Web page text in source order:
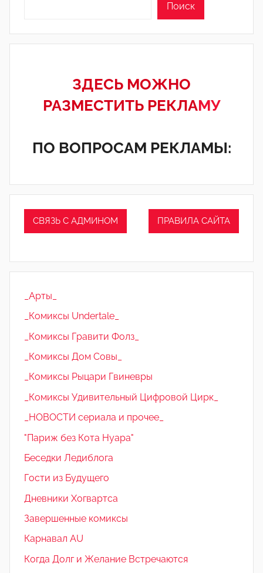
Поиск
ЗДЕСЬ МОЖНО
РАЗМЕСТИТЬ РЕКЛАМУ
ПО ВОПРОСАМ РЕКЛАМЫ:
СВЯЗЬ С АДМИНОМ ПРАВИЛА САЙТА
_Арты_
_Комиксы Undertale_
_Комиксы Гравити Фолз_
_Комиксы Дом Совы_
_Комиксы Рыцари Гвиневры
_Комиксы Удивительный Цифровой Цирк_
_НОВОСТИ сериала и прочее_
"Париж без Кота Нуара"
Беседки Ледиблога
Гости из Будущего
Дневники Хогвартса
Завершенные комиксы
Карнавал AU
Когда Долг и Желание Встречаются